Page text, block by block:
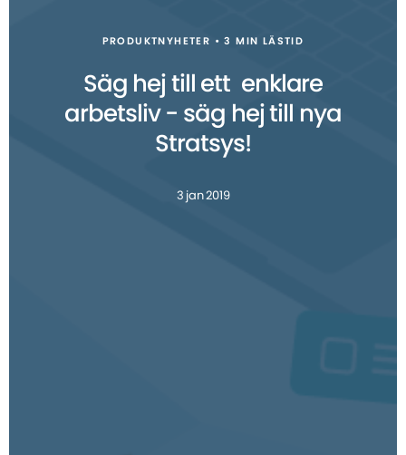
PRODUKTNYHETER • 3 MIN LÄSTID
Säg hej till ett enklare
arbetsliv - säg hej till nya
Stratsys!
3 jan 2019